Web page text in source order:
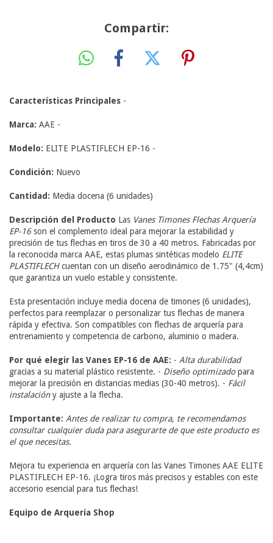
Compartir:
Características Principales -
Marca: AAE -
Modelo: ELITE PLASTIFLECH EP-16 -
Condición: Nuevo
Cantidad: Media docena (6 unidades)
Descripción del Producto Las Vanes Timones Flechas Arquería
EP-16son el complemento ideal para mejorar la estabilidad y
precisión de tus flechas en tiros de 30 a 40 metros. Fabricadas por
la reconocida marca AAE, estas plumas sintéticas modelo ELITE
PLASTIFLECHcuentan con un diseño aerodinámico de 1.75" (4,4cm)
que garantiza un vuelo estable y consistente.
Esta presentación incluye media docena de timones (6 unidades),
perfectos para reemplazar o personalizar tus flechas de manera
rápida y efectiva. Son compatibles con flechas de arquería para
entrenamiento y competencia de carbono, aluminio o madera.
Por qué elegir las Vanes EP-16 de AAE: - Alta durabilidad
gracias a su material plástico resistente. - Diseño optimizadopara
mejorar la precisión en distancias medias (30-40 metros). - Fácil
instalacióny ajuste a la flecha.
Importante: Antes de realizar tu compra, te recomendamos
consultar cualquier duda para asegurarte de que este producto es
el que necesitas.
Mejora tu experiencia en arquería con las Vanes Timones AAE ELITE
PLASTIFLECH EP-16. ¡Logra tiros más precisos y estables con este
accesorio esencial para tus flechas!
Equipo de Arquería Shop